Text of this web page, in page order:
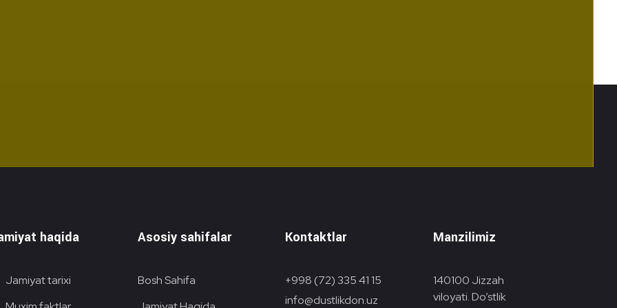
haqida
Jamiyat tarixi
Asosiy sahifalar
Bosh Sahifa
Kontaktlar
+998 (72) 335 41 15
info@dustlikdon.uz
Manzilimiz
140100 Jizzah
viloyati. Do’stlik